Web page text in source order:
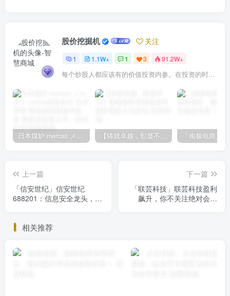
股价挖掘机 关注
1 1.1W+ 1 3 91.2W+
每个炒股人都应该有的价值投资内参。在投资的时候，我们把自己看成是企业分析师——而不是市场分析师，也不是宏观经济分析师，更不是证券分析师。
日本煤炉 mercari メルカリ cookie提取技术 安卓 苹果 雷电模拟器都可提取,指纹浏览器上号。技术支持 【铸就卓越，彰显不凡】顶级财富管理机构专属官网设计与咨询
上一篇
「信安世纪」信安世纪
688201：信息安全龙头，盈
下一篇
「联芸科技」联芸科技盈利
飙升，你不关注绝对会后
相关推荐